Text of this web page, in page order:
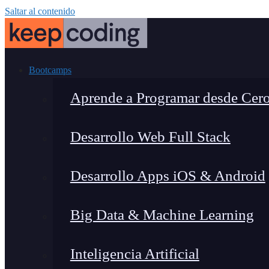
Saltar al contenido
Bootcamps
Aprende a Programar desde
Desarrollo Web Full Stack
Desarrollo Apps iOS & Android
Big Data & Machine Learning
Inteligencia Artificial